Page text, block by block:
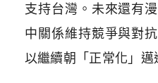
支持台灣。未來還有
中關係維持競爭與對
以繼續朝「正常化」邁